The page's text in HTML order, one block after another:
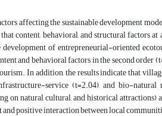
affecting the sustainable development
content, behavioral, and structural factors
of entrepreneurial-oriented
and behavioral factors in the second
In addition, the results indicate that
service (t=2.04), and bio-
natural, cultural, and historical attractions)
positive interaction between local